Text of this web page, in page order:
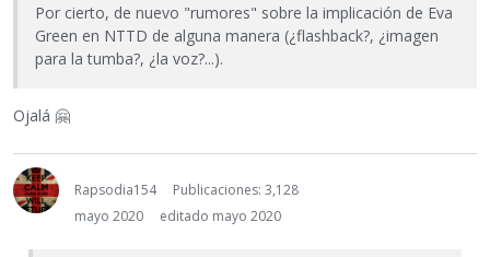
Por cierto, de nuevo "rumores" sobre la implicación de Eva
Green en NTTD de alguna manera (¿flashback?, ¿imagen
para la tumba?, ¿la voz?...).
Ojalá 🤗
Rapsodia154
Publicaciones: 3,128
mayo 2020
editado mayo 2020